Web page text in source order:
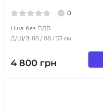
0
Ціна: без ПДВ
Д/Ш/В: 88 / 88 / 53 см
4 800 грн